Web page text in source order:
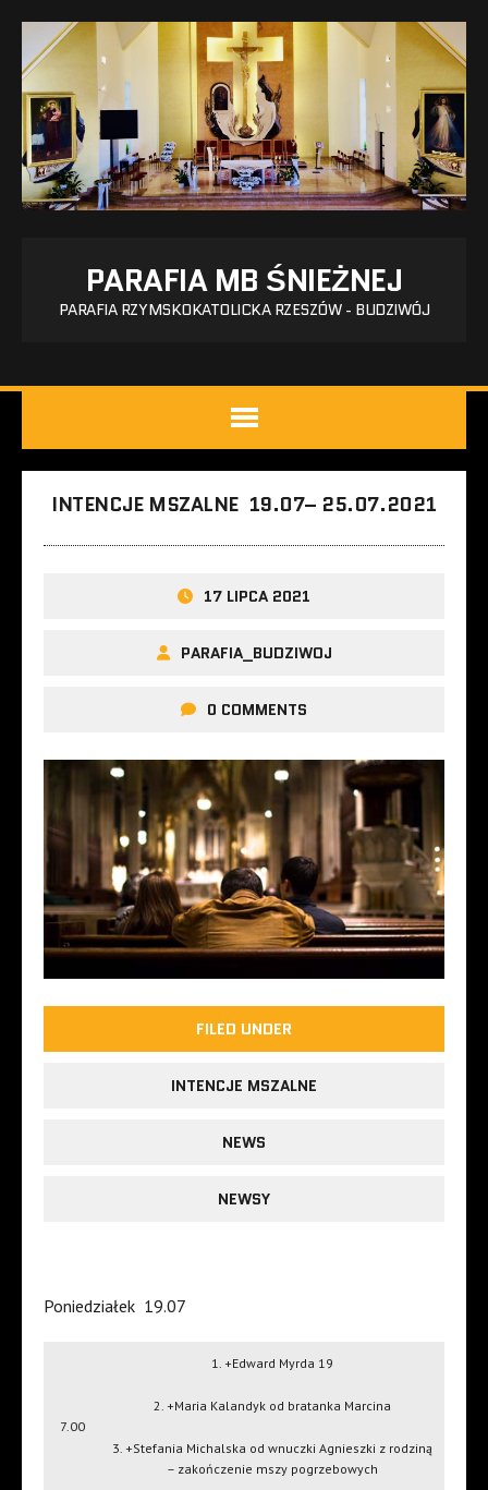
PARAFIA MB ŚNIEŻNEJ
PARAFIA RZYMSKOKATOLICKA RZESZÓW - BUDZIWÓJ
INTENCJE MSZALNE 19.07– 25.07.2021
17 LIPCA 2021
PARAFIA_BUDZIWOJ
0 COMMENTS
FILED UNDER
INTENCJE MSZALNE
NEWS
NEWSY
Poniedziałek 19.07
7.00
1. +Edward Myrda 19
2. +Maria Kalandyk od bratanka Marcina
3. +Stefania Michalska od wnuczki Agnieszki z rodziną
– zakończenie mszy pogrzebowych